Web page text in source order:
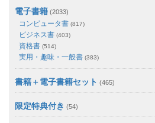
電子書籍 (2033)
コンピュータ書 (817)
ビジネス書 (403)
資格書 (514)
実用・趣味・一般書 (383)
書籍＋電子書籍セット (465)
限定特典付き (54)